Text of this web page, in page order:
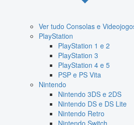
Ver tudo Consolas e
PlayStation
PlayStation 1 e 2
PlayStation 3
PlayStation 4 e 5
PSP e PS Vita
Nintendo
Nintendo 3DS e 2DS
Nintendo DS e DS Lite
Nintendo Retro